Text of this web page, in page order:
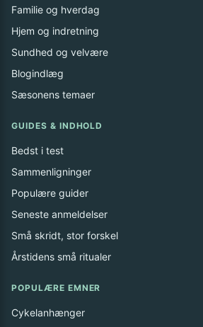
Familie og hverdag
Hjem og indretning
Sundhed og velvære
Blogindlæg
Sæsonens temaer
GUIDES & INDHOLD
Bedst i test
Sammenligninger
Populære guider
Seneste anmeldelser
Små skridt, stor forskel
Årstidens små ritualer
POPULÆRE EMNER
Cykelanhænger